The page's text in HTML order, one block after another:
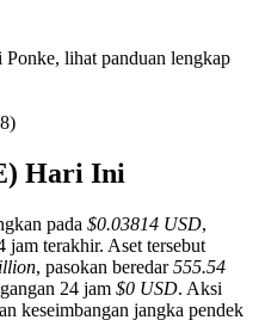
lihat panduan lengkap
Hari Ini
pada $0.03814 USD,
jam terakhir. Aset tersebut
, pasokan beredar555.54
24 jam $0 USD. Aksi
keseimbangan jangka pendek